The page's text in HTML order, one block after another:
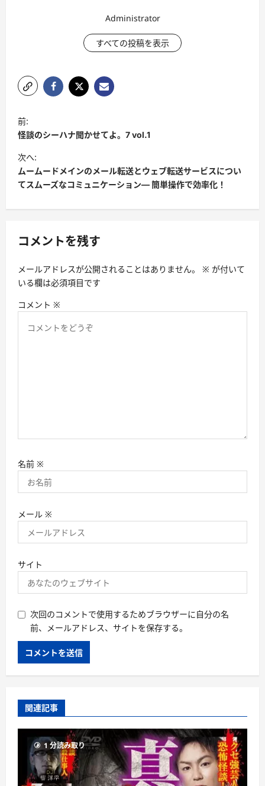
Administrator
すべての投稿を表示
投
稿
ナ
ビ
ゲ
ー
ョ
前:
怪談のシーハナ聞かせてよ。7 vol.1
次へ:
ムームードメインのメール転送とウェブ転送サービスについ
てスムーズなコミュニケーション— 簡単操作で効率化！
コメントを残す
メールアドレスが公開されることはありません。 ※ が付いて
いる欄は必須項目です
コメント ※
名前 ※
メール ※
サイト
次回のコメントで使用するためブラウザーに自分の名
前、メールアドレス、サイトを保存する。
関連記事
1 分読み取り